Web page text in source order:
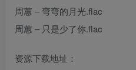
周蕙 – 弯弯的月光.flac
周蕙 – 只是少了你.flac
资源下载地址：